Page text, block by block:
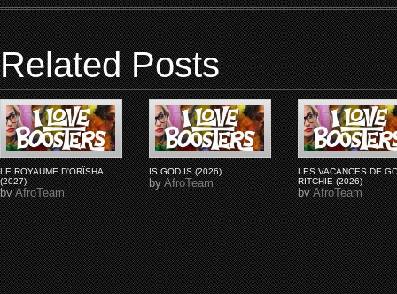
Related Posts
LE ROYAUME D'ORÏSHA
(2027)
byAfroTeam
IS GOD IS (2026)
byAfroTeam
LES VACANCES DE
RITCHIE (2026)
byAfroTeam